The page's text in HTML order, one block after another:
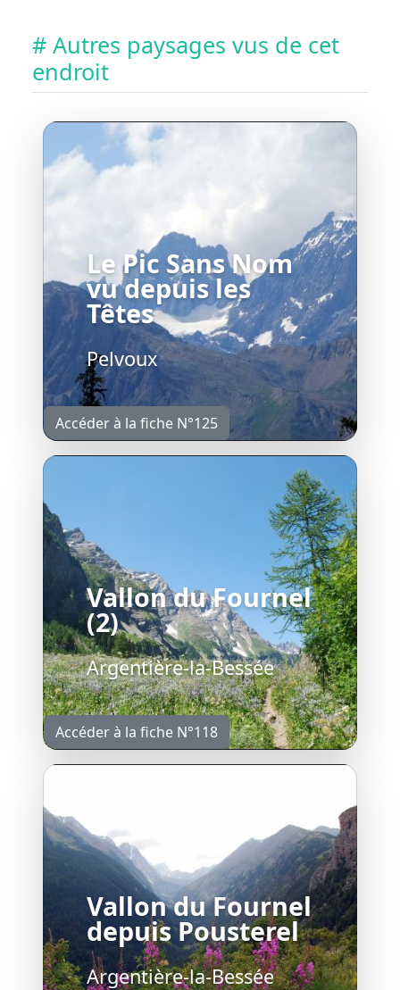
# Autres paysages vus de cet
endroit
Le Pic Sans Nom
vu depuis les
Têtes
Pelvoux
Accéder à la fiche N°125
Vallon du Fournel
(2)
Argentière-la-Bessée
Accéder à la fiche N°118
Vallon du Fournel
depuis Pousterel
Argentière-la-Bessée